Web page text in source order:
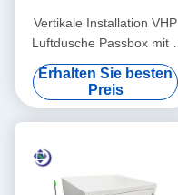
Vertikale Installation VHP
Luftdusche Passbox mit 2
kW Leistung für die
Sterilisation
Erhalten Sie besten
Preis